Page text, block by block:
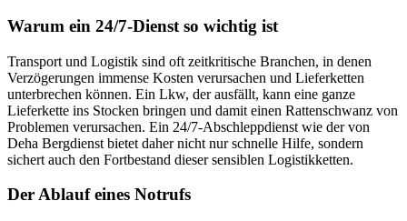
Warum ein 24/7-Dienst so wichtig ist
Transport und Logistik sind oft zeitkritische Branchen, in denen
Verzögerungen immense Kosten verursachen und Lieferketten
unterbrechen können. Ein Lkw, der ausfällt, kann eine ganze
Lieferkette ins Stocken bringen und damit einen Rattenschwanz von
Problemen verursachen. Ein 24/7-Abschleppdienst wie der von
Deha Bergdienst bietet daher nicht nur schnelle Hilfe, sondern
sichert auch den Fortbestand dieser sensiblen Logistikketten.
Der Ablauf eines Notrufs